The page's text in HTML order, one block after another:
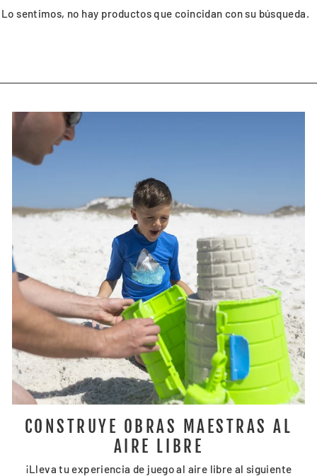
Lo sentimos, no hay productos que coincidan con su búsqueda.
CONSTRUYE OBRAS MAESTRAS AL
AIRE LIBRE
¡Lleva tu experiencia de juego al aire libre al siguiente